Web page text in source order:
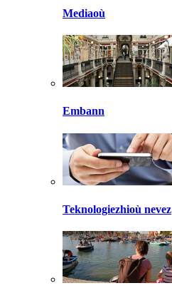
Mediaoù
Embann
Teknologiezhioù nevez